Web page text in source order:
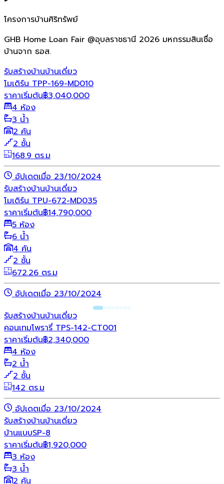
โครงการบ้านศิริทรัพย์
GHB Home Loan Fair @อุบลราชธานี 2026 มหกรรมสินเชื่อ
บ้านจาก ธอส.
รับสร้างบ้านบ้านเดี่ยว
โมเดิร์น TPP-169-MD010
ราคาเริ่มต้น฿3,040,000
4 ห้อง
3 น้ำ
2 คัน
2 ชั้น
168.9 ตร.ม
อัปเดตเมื่อ 23/10/2024
รับสร้างบ้านบ้านเดี่ยว
โมเดิร์น TPU-672-MD035
ราคาเริ่มต้น฿14,790,000
5 ห้อง
6 น้ำ
4 คัน
2 ชั้น
672.26 ตร.ม
อัปเดตเมื่อ 23/10/2024
รับสร้างบ้านบ้านเดี่ยว
คอนเทมโพรารี่ TPS-142-CT001
ราคาเริ่มต้น฿2,340,000
4 ห้อง
2 น้ำ
2 ชั้น
142 ตร.ม
อัปเดตเมื่อ 23/10/2024
รับสร้างบ้านบ้านเดี่ยว
บ้านแบบSP-8
ราคาเริ่มต้น฿1,920,000
3 ห้อง
3 น้ำ
2 คัน